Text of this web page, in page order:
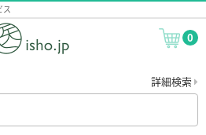
ス
0
詳細検索